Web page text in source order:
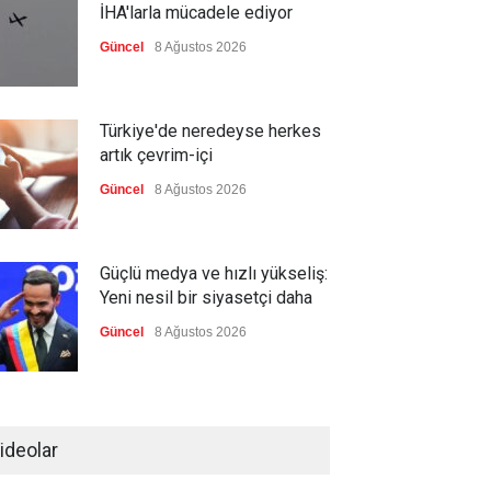
İHA'larla mücadele ediyor
Güncel 8 Ağustos 2026
Türkiye'de neredeyse herkes
artık çevrim-içi
Güncel 8 Ağustos 2026
Güçlü medya ve hızlı yükseliş:
Yeni nesil bir siyasetçi daha
Güncel 8 Ağustos 2026